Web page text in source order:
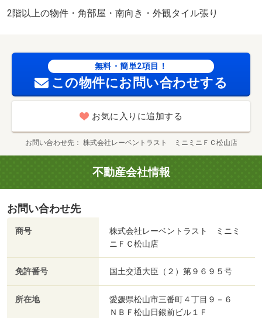
2階以上の物件・角部屋・南向き・外観タイル張り
無料・簡単2項目！
この物件にお問い合わせする
お気に入りに追加する
お問い合わせ先 株式会社レーベントラスト ミニミニＦＣ松山店
不動産会社情報
お問い合わせ先
商号
株式会社レーベントラスト ミニミ
ニＦＣ松山店
免許番号 国土交通大臣（２）第９６９５号
所在地
愛媛県松山市三番町４丁目９－６
ＮＢＦ松山日銀前ビル１Ｆ